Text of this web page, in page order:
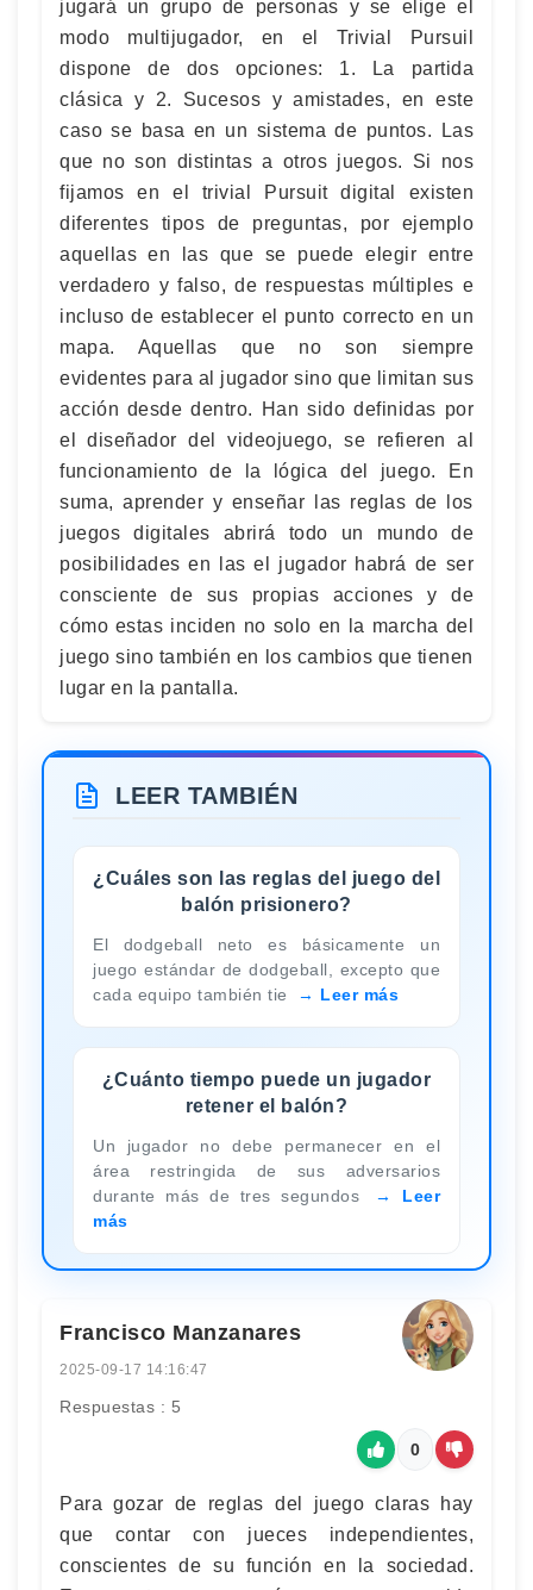
jugará un grupo de personas y se elige el
modo multijugador, en el Trivial Pursuil
dispone de dos opciones: 1. La partida
clásica y 2. Sucesos y amistades, en este
caso se basa en un sistema de puntos. Las
que no son distintas a otros juegos. Si nos
fijamos en el trivial Pursuit digital existen
diferentes tipos de preguntas, por ejemplo
aquellas en las que se puede elegir entre
verdadero y falso, de respuestas múltiples e
incluso de establecer el punto correcto en un
mapa. Aquellas que no son siempre
evidentes para al jugador sino que limitan sus
acción desde dentro. Han sido definidas por
el diseñador del videojuego, se refieren al
funcionamiento de la lógica del juego. En
suma, aprender y enseñar las reglas de los
juegos digitales abrirá todo un mundo de
posibilidades en las el jugador habrá de ser
consciente de sus propias acciones y de
cómo estas inciden no solo en la marcha del
juego sino también en los cambios que tienen
lugar en la pantalla.
LEER TAMBIÉN
¿Cuáles son las reglas del juego del
balón prisionero?
El dodgeball neto es básicamente un
juego estándar de dodgeball, excepto que
cada equipo también tie
Leer más
¿Cuánto tiempo puede un jugador
retener el balón?
Un jugador no debe permanecer en el
área restringida de sus adversarios
durante más de tres segundos
Leer
más
Francisco Manzanares
2025-09-17 14:16:47
Respuestas : 5
0
Para gozar de reglas del juego claras hay
que contar con jueces independientes,
conscientes de su función en la sociedad.